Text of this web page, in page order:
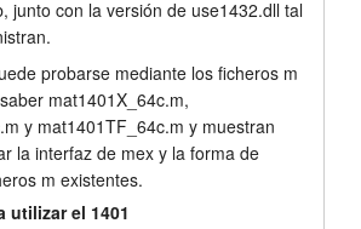
junto con la versión de use1432.dll tal
probarse mediante los ficheros m
mat1401X_64c.m,
y mat1401TF_64c.m y muestran
la interfaz de mex y la forma de
m existentes.
utilizar el 1401